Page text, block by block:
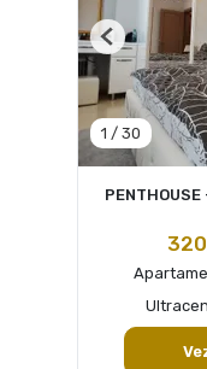
1 / 30
Previous